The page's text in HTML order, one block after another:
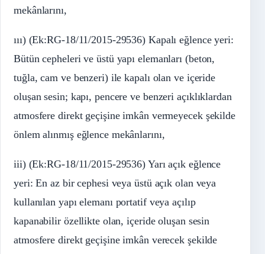
mekânlarını,
ııı) (Ek:RG-18/11/2015-29536) Kapalı eğlence yeri:
Bütün cepheleri ve üstü yapı elemanları (beton,
tuğla, cam ve benzeri) ile kapalı olan ve içeride
oluşan sesin; kapı, pencere ve benzeri açıklıklardan
atmosfere direkt geçişine imkân vermeyecek şekilde
önlem alınmış eğlence mekânlarını,
iii) (Ek:RG-18/11/2015-29536) Yarı açık eğlence
yeri: En az bir cephesi veya üstü açık olan veya
kullanılan yapı elemanı portatif veya açılıp
kapanabilir özellikte olan, içeride oluşan sesin
atmosfere direkt geçişine imkân verecek şekilde